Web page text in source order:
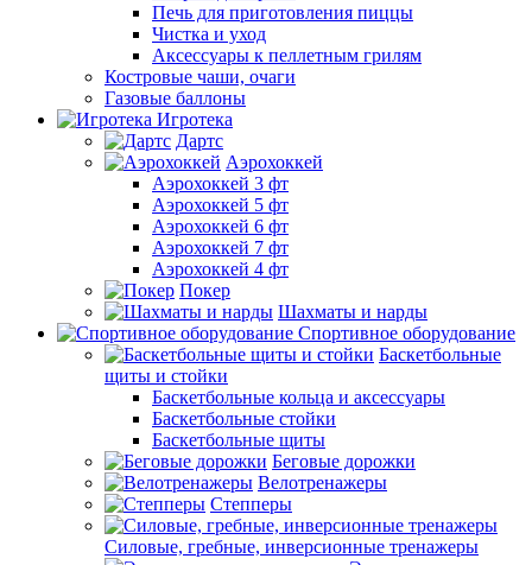
Печь для приготовления пиццы
Чистка и уход
Аксессуары к пеллетным грилям
Костровые чаши, очаги
Газовые баллоны
Игротека
Дартс
Аэрохоккей
Аэрохоккей 3 фт
Аэрохоккей 5 фт
Аэрохоккей 6 фт
Аэрохоккей 7 фт
Аэрохоккей 4 фт
Покер
Шахматы и нарды
Спортивное оборудование
Баскетбольные
щиты и стойки
Баскетбольные кольца и аксессуары
Баскетбольные стойки
Баскетбольные щиты
Беговые дорожки
Велотренажеры
Степперы
Силовые, гребные, инверсионные тренажеры